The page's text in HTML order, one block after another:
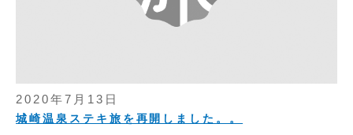
2020年7月13日
城崎温泉ステキ旅を再開しました。。